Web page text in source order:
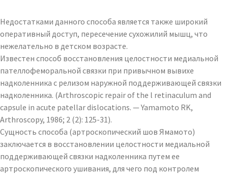
Недостатками данного способа является также широкий
оперативный доступ, пересечение сухожилий мышц, что
нежелательно в детском возрасте.
Известен способ восстановления целостности медиальной
пателлофеморальной связки при привычном вывихе
надколенника с релизом наружной поддерживающей связки
надколенника. (Arthroscopic repair of the l retinaculum and
capsule in acute patellar dislocations. — Yamamoto RK,
Arthroscopy, 1986; 2 (2): 125-31).
Сущность способа (артроскопический шов Ямамото)
заключается в восстановлении целостности медиальной
поддерживающей связки надколенника путем ее
артроскопического ушивания, для чего под контролем